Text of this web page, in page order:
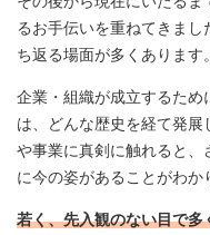
るお手伝いを重ねてきま
ち返る場面が多くあります。
企業・組織が成立するため
は、どんな歴史を経て発
や事業に真剣に触れると、
に今の姿があることがわか
若く、先入観のない目で